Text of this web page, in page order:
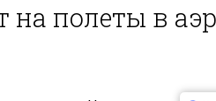
на полеты в